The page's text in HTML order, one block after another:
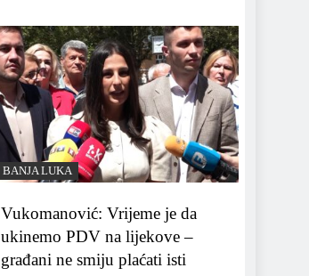
BANJA LUKA
Vukomanović: Vrijeme je da
ukinemo PDV na lijekove –
građani ne smiju plaćati isti